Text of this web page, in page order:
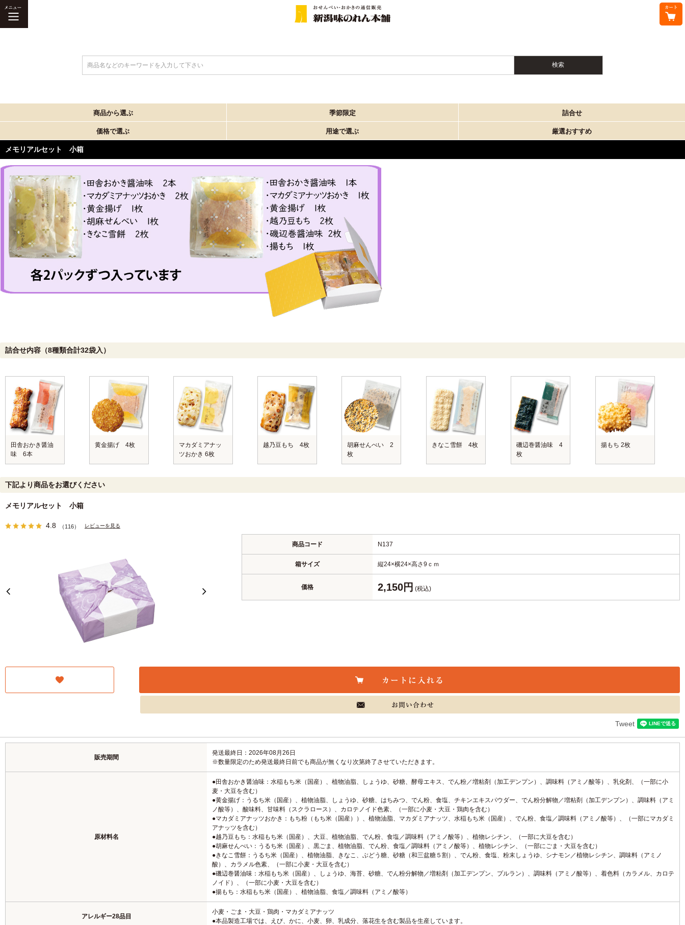
商品名などのキーワードを入力して下さい
商品から選ぶ 季節限定 詰合せ
価格で選ぶ 用途で選ぶ 厳選おすすめ
メモリアルセット 小箱
詰合せ内容（8種類合計32袋入）
田舎おかき醤油
味 6本
黄金揚げ 4枚
マカダミアナッ
ツおかき 6枚
越乃豆もち 4枚
胡麻せんべい 2
枚
きなこ雪餅 4枚
磯辺巻醤油味 4
枚
揚もち 2枚
下記より商品をお選びください
メモリアルセット 小箱
4.8 （116） レビューを見る
商品コード N137
箱サイズ 縦24×横24×高さ9ｃｍ
価格 2,150円 (税込)
Tweet
販売期間
発送最終日：2026年08月26日
※数量限定のため発送最終日前でも商品が無くなり次第終了させていただきます。
原材料名
●田舎おかき醤油味：水稲もち米（国産）、植物油脂、しょうゆ、砂糖、酵母エキス、でん粉／増粘剤（加工デンプン）、調味料（アミノ酸等）、乳化剤、（一部に小
麦・大豆を含む）
●黄金揚げ：うるち米（国産）、植物油脂、しょうゆ、砂糖、はちみつ、でん粉、食塩、チキンエキスパウダー、でん粉分解物／増粘剤（加工デンプン）、調味料（アミ
ノ酸等）、酸味料、甘味料（スクラロース）、カロテノイド色素、（一部に小麦・大豆・鶏肉を含む）
●マカダミアナッツおかき：もち粉（もち米（国産））、植物油脂、マカダミアナッツ、水稲もち米（国産）、でん粉、食塩／調味料（アミノ酸等）、（一部にマカダミ
アナッツを含む）
●越乃豆もち：水稲もち米（国産）、大豆、植物油脂、でん粉、食塩／調味料（アミノ酸等）、植物レシチン、（一部に大豆を含む）
●胡麻せんべい：うるち米（国産）、黒ごま、植物油脂、でん粉、食塩／調味料（アミノ酸等）、植物レシチン、（一部にごま・大豆を含む）
●きなこ雪餅：うるち米（国産）、植物油脂、きなこ、ぶどう糖、砂糖（和三盆糖５割）、でん粉、食塩、粉末しょうゆ、シナモン／植物レシチン、調味料（アミノ
酸）、カラメル色素、（一部に小麦・大豆を含む）
●磯辺巻醤油味：水稲もち米（国産）、しょうゆ、海苔、砂糖、でん粉分解物／増粘剤（加工デンプン、プルラン）、調味料（アミノ酸等）、着色料（カラメル、カロテ
ノイド）、（一部に小麦・大豆を含む）
●揚もち：水稲もち米（国産）、植物油脂、食塩／調味料（アミノ酸等）
アレルギー28品目
小麦・ごま・大豆・鶏肉・マカダミアナッツ
●本品製造工場では、えび、かに、小麦、卵、乳成分、落花生を含む製品を生産しています。